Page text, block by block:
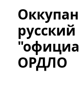
ОРДЛО